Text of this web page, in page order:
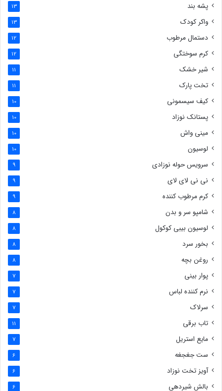
پشه بند 13
واکر کودک 13
دستمال مرطوب 12
کرم سوختگی 12
شیر خشک 11
تخت پارک 11
کیف سیسمونی 10
پستانک نوزاد 10
مینی واش 10
لوسیون 10
سرویس حوله نوزادی 9
نی نی لای لای 9
کرم مرطوب کننده 9
شامپو سر و بدن 8
لوسیون بیبی کوکول 8
بخور سرد 8
روغن بچه 8
پوار بینی 7
نرم کننده لباس 7
سرلاک 7
تاب برقی 11
مایع استریل 7
ست جغجغه 6
آویز تخت نوزاد 6
بالش شیردهی 6